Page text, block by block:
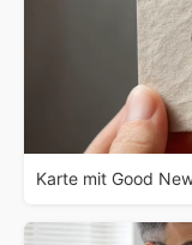
Karte mit Good